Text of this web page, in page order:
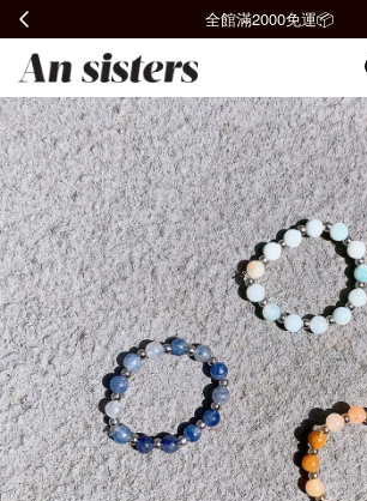
全館滿2000免運📦